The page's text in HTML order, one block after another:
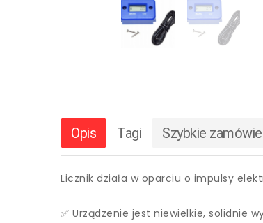
Opis Tagi Szybkie
Licznik działa w oparciu o impulsy
✅ Urządzenie jest niewielkie, solidnie